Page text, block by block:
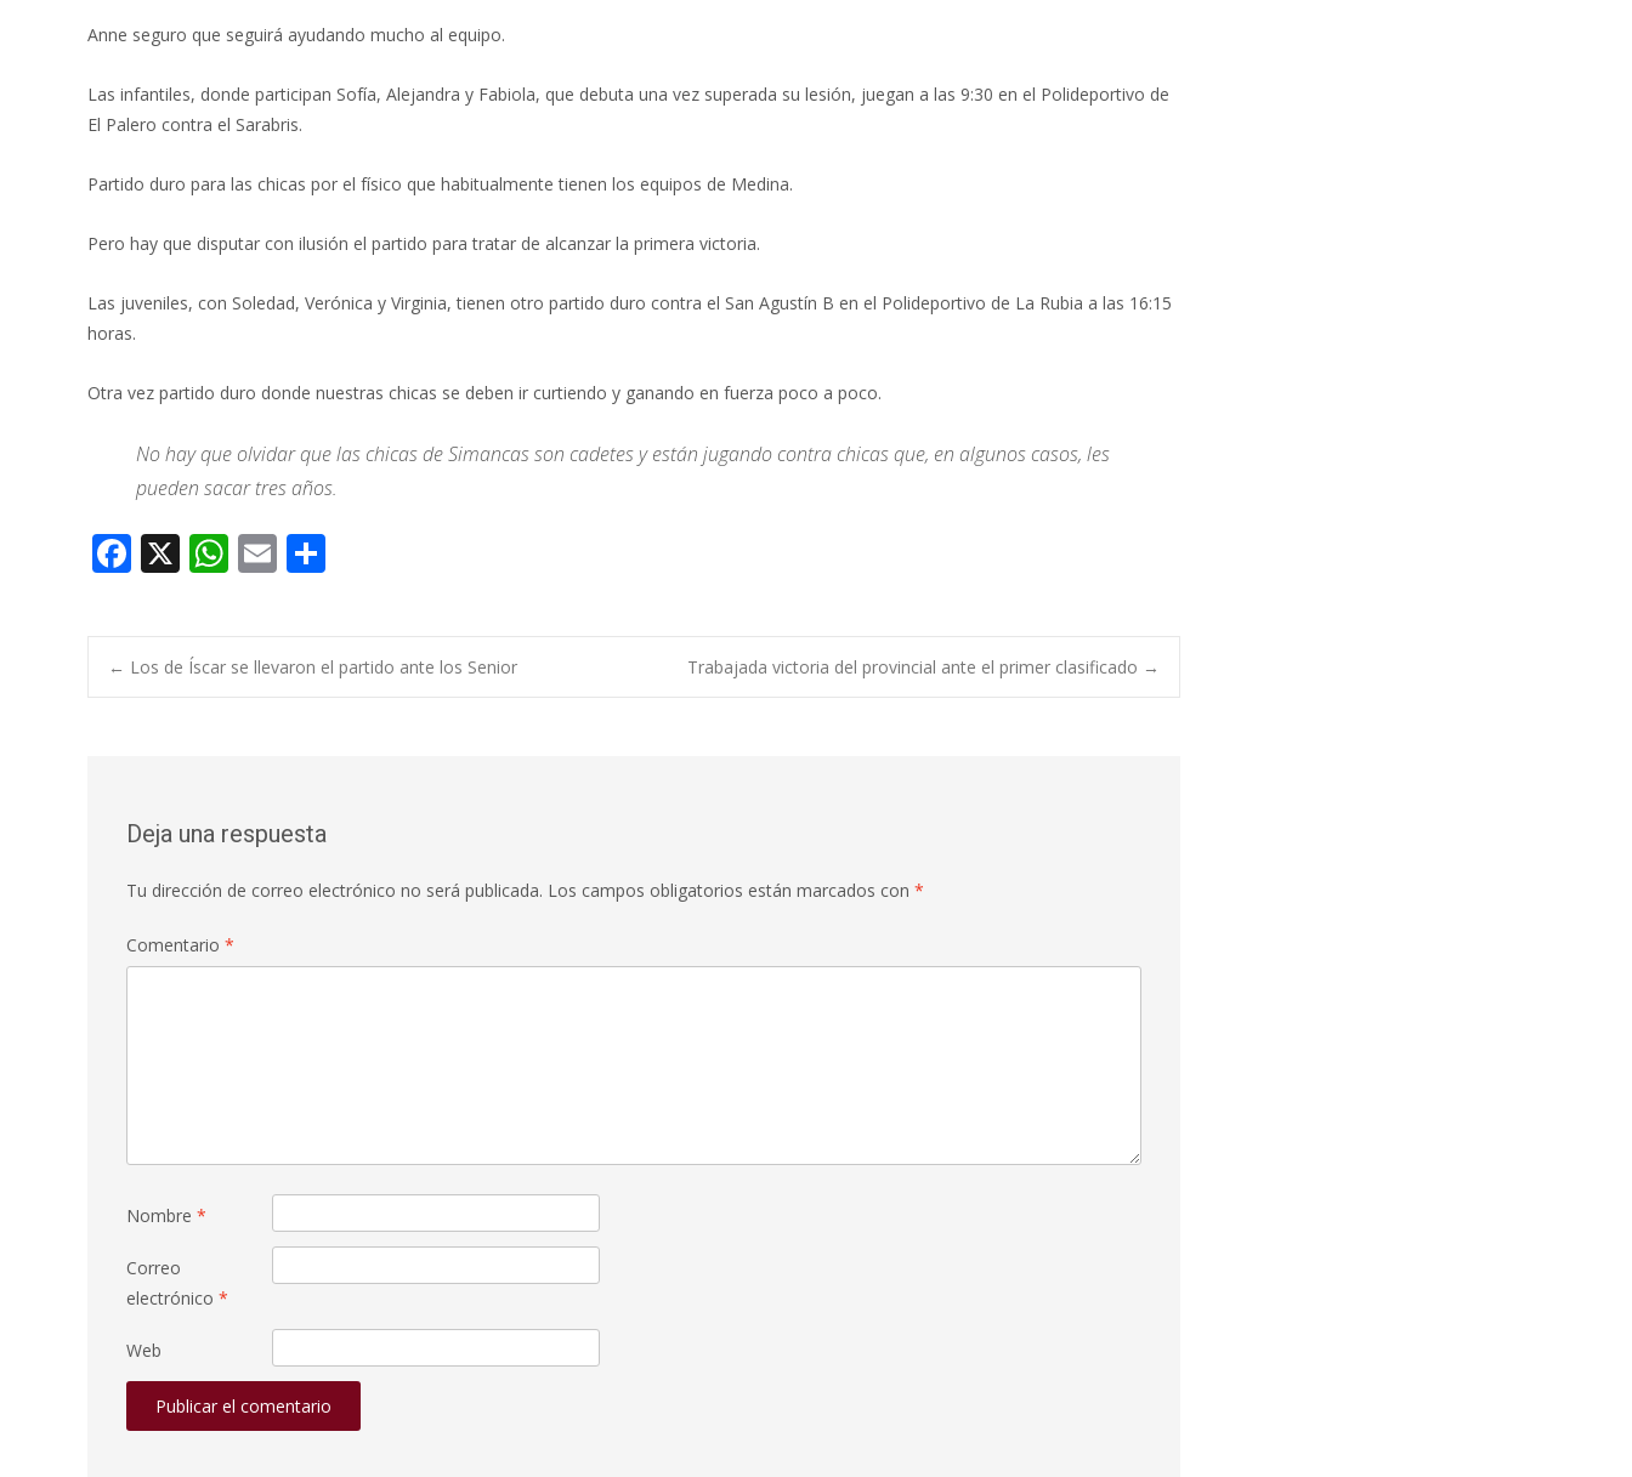
Anne seguro que seguirá ayudando mucho al equipo.
Las infantiles, donde participan Sofía, Alejandra y Fabiola, que debuta una vez superada su lesión, juegan a las 9:30 en el Polideportivo de
El Palero contra el Sarabris.
Partido duro para las chicas por el físico que habitualmente tienen los equipos de Medina.
Pero hay que disputar con ilusión el partido para tratar de alcanzar la primera victoria.
Las juveniles, con Soledad, Verónica y Virginia, tienen otro partido duro contra el San Agustín B en el Polideportivo de La Rubia a las 16:15
horas.
Otra vez partido duro donde nuestras chicas se deben ir curtiendo y ganando en fuerza poco a poco.
No hay que olvidar que las chicas de Simancas son cadetes y están jugando contra chicas que, en algunos casos, les
pueden sacar tres años.
F
e
b
o
X W
at
s
A
E
ai
l
m
p
ar
Navegación
entradas
← Los de Íscar se llevaron el partido ante los Senior Trabajada victoria del provincial ante el primer clasificado →
Deja una respuesta
Tu dirección de correo electrónico no será publicada. Los campos obligatorios están marcados con *
Comentario *
Nombre *
Correo
electrónico *
Web